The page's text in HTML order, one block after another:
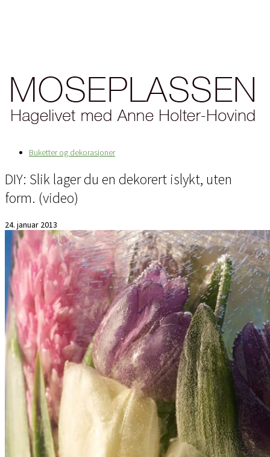
Buketter og dekorasjoner
DIY: Slik lager du en dekorert islykt, uten
form. (video)
24. januar 2013